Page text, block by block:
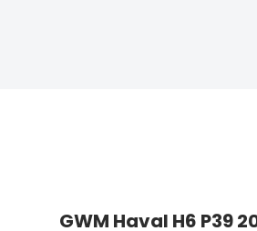
GWM Haval H6 P39